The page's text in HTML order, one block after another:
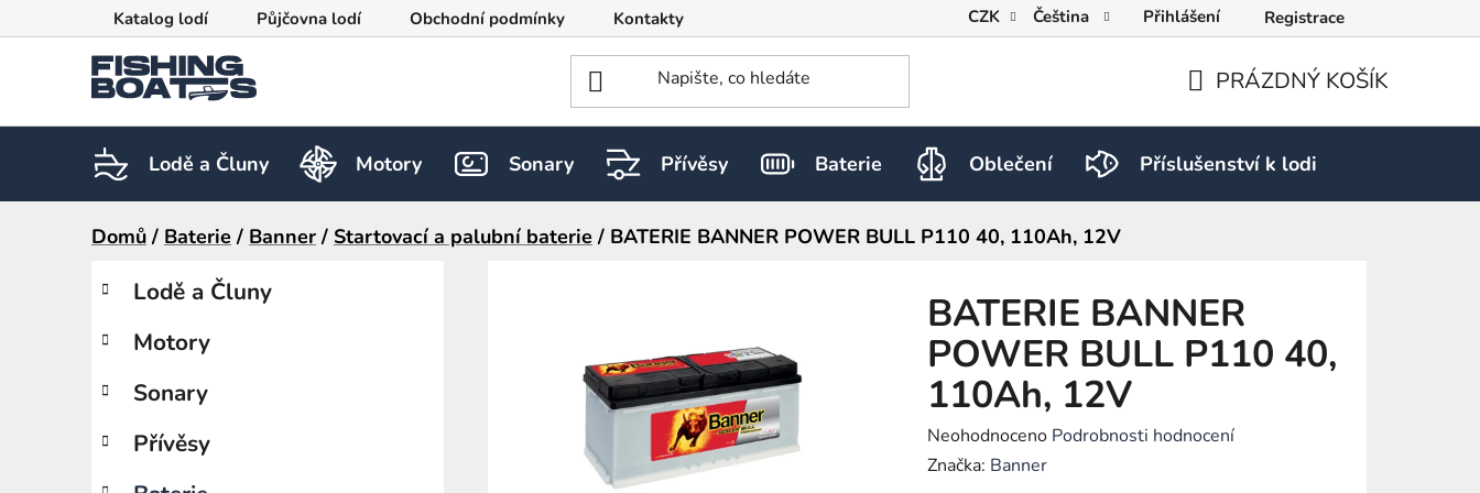
na
Katalog lodí Půjčovna lodí Obchodní podmínky Kontakty CZK Čeština Přihlášení Registrace
KOŠÍK
PRÁZDNÝ KOŠÍK
Lodě a Čluny Motory Sonary Přívěsy Baterie Oblečení Příslušenství k lodi
Domů / Baterie / Banner / Startovací a palubní baterie / BATERIE BANNER POWER BULL P110 40, 110Ah, 12V
o
s
n
kategorie
o
Lodě a Čluny
Motory
Sonary
Přívěsy
BATERIE BANNER
POWER BULL P110 40,
110Ah, 12V
Průměrné
hodnocení
Neohodnoceno Podrobnosti hodnocení
Značka: Banner